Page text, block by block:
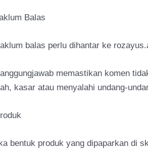
Balas
balas perlu dihantar ke
memastikan komen
kasar atau menyalahi undang-
bentuk produk yang dipaparkan di